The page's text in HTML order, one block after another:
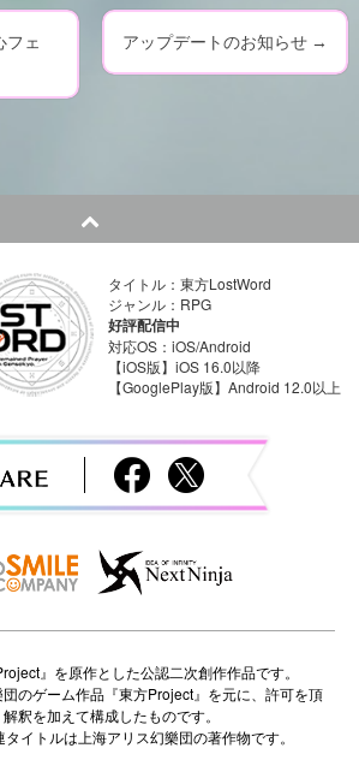
フェ
アップデートのお知らせ →
タイトル：東方LostWord
ジャンル：RPG
好評配信中
対応OS：iOS/Android
【iOS版】iOS 16.0以降
【GooglePlay版】Android 12.0以上
』を原作とした公認二次創作作品です。
のゲーム作品『東方Project』を元に、許可を頂
釈を加えて構成したものです。
タイトルは上海アリス幻樂団の著作物です。